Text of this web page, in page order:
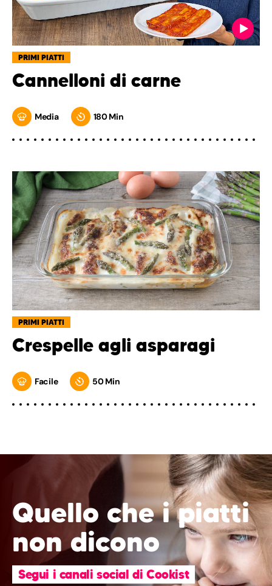
PRIMI PIATTI
Cannelloni di carne
Media 180 Min
PRIMI PIATTI
Crespelle agli asparagi
Facile 50 Min
Quello che i piatti
non dicono
Segui i canali social di Cookist